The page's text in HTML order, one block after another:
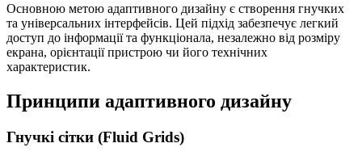
Основною метою адаптивного дизайну є створення гнучких
та універсальних інтерфейсів. Цей підхід забезпечує легкий
доступ до інформації та функціонала, незалежно від розміру
екрана, орієнтації пристрою чи його технічних
характеристик.
Принципи адаптивного дизайну
Гнучкі сітки (Fluid Grids)